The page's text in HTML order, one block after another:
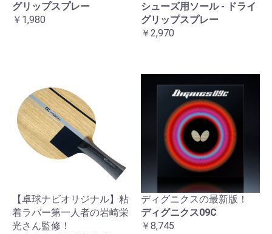
グリップスプレー
￥1,980
シューズ用ソール - ドライ
グリップスプレー
￥2,970
【卓球ナビオリジナル】粘
着ラバー第一人者の岩崎栄
光さん監修！
ディグニクスの最新版！
ディグニクス09C
￥8,745